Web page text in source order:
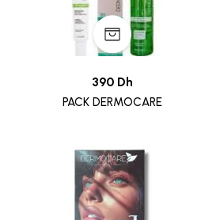
390 Dh
PACK DERMOCARE